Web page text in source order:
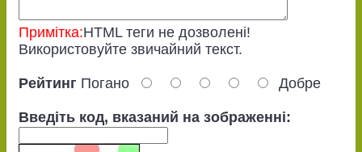
Примітка:HTML теги не дозволені!
Використовуйте звичайний текст.
Рейтинг Погано Добре
Введіть код, вказаний на зображенні: